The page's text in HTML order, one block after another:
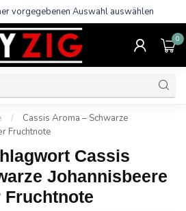
vorgegebenen Auswahl auswählen
0
/
Cassis Aroma – Schwarze
Fruchtnote
Cassis
Johannisbeere